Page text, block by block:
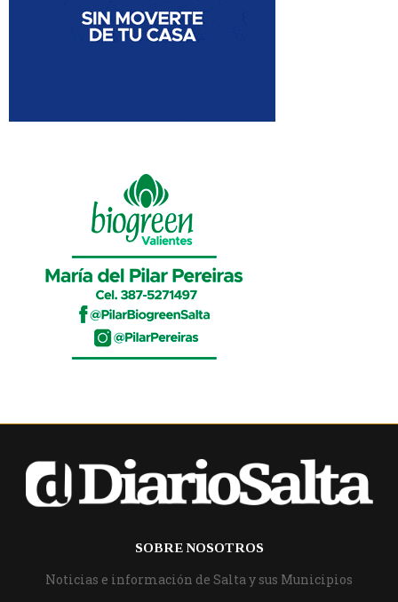
SOBRE NOSOTROS
Noticias e información de Salta y sus Municipios